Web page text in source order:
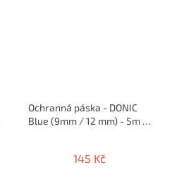
Ochranná páska - DONIC
Blue (9mm / 12 mm) - 5m /
145 Kč